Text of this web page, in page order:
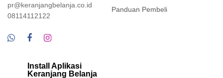
pr@keranjangbelanja.co.id
08114112122
Panduan Pembeli
Install Aplikasi
Keranjang Belanja